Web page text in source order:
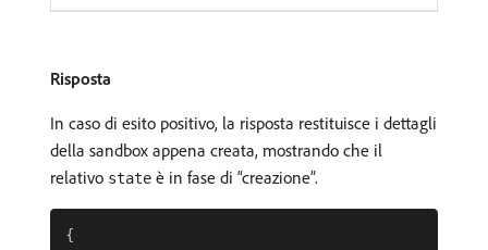
Risposta
In caso di esito positivo, la risposta restituisce i dettagli
della sandbox appena creata, mostrando che il
relativo state è in fase di “creazione”.
{